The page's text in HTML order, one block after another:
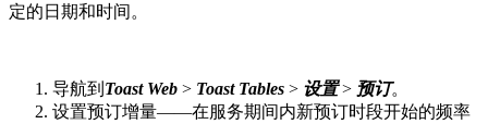
定的日期和时间。
导航到 Toast Web > Toast Tables > 设置> 预订。
设置预订增量——在服务期间内新预订时段开始的频率